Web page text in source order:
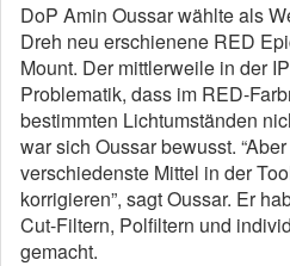
DoP Amin Oussar wählte als
Dreh neu erschienene RED
Mount. Der mittlerweile in der
Problematik, dass im RED-
bestimmten Lichtumständen
war sich Oussar bewusst.
verschiedenste Mittel in der
korrigieren”, sagt Oussar. Er
Cut-Filtern, Polfiltern und
gemacht.